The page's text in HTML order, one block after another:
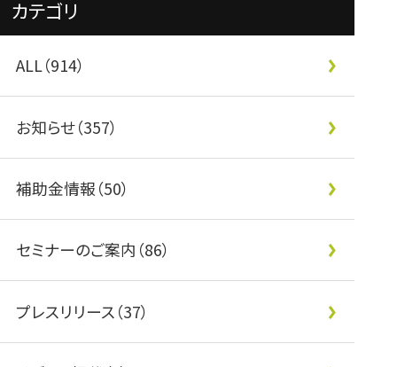
カテゴリ
ALL（914）
お知らせ（357）
補助金情報（50）
セミナーのご案内（86）
プレスリリース（37）